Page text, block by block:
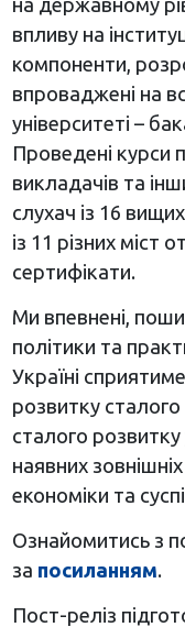
впливу на
компоненти,
впроваджені на
університеті –
Проведені курси
викладачів та
слухач із 16
із 11 різних міст
сертифікати.
Ми впевнені,
політики та
Україні
розвитку сталого
сталого розвитку
наявних
економіки та
Ознайомитись з
за посиланням.
Пост-реліз